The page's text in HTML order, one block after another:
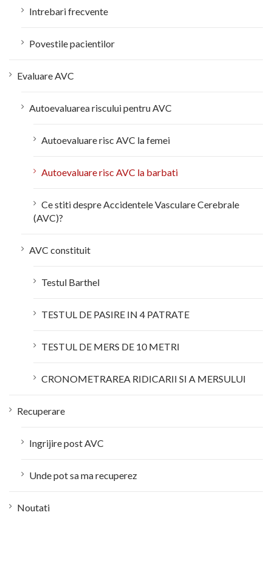
Intrebari frecvente
Povestile pacientilor
Evaluare AVC
Autoevaluarea riscului pentru AVC
Autoevaluare risc AVC la femei
Autoevaluare risc AVC la barbati
Ce stiti despre Accidentele Vasculare Cerebrale
(AVC)?
AVC constituit
Testul Barthel
TESTUL DE PASIRE IN 4 PATRATE
TESTUL DE MERS DE 10 METRI
CRONOMETRAREA RIDICARII SI A MERSULUI
Recuperare
Ingrijire post AVC
Unde pot sa ma recuperez
Noutati